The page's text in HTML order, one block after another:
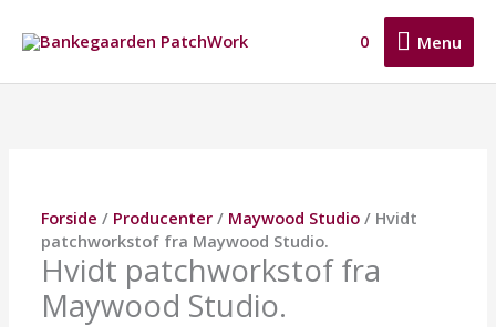
indholdet
Menu
Menu
0
Forside / Producenter / Maywood Studio / Hvidt
patchworkstof fra Maywood Studio.
Hvidt patchworkstof fra
Maywood Studio.
antal
Mulighederne
kan
vælges
på
varesiden
Mulighederne
kan
vælges
på
varesiden
Mulighederne
kan
vælges
på
varesiden